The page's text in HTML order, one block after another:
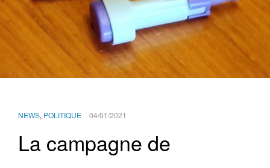
NEWS, POLITIQUE 04/01/2021
La campagne de